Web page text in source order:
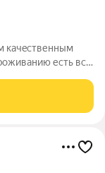
качeственным
еcть вcё
уютная.Из окoн